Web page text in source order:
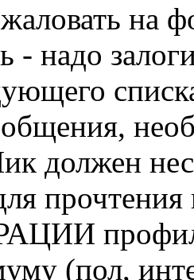
на
- надо
должен
профиль
(пол,